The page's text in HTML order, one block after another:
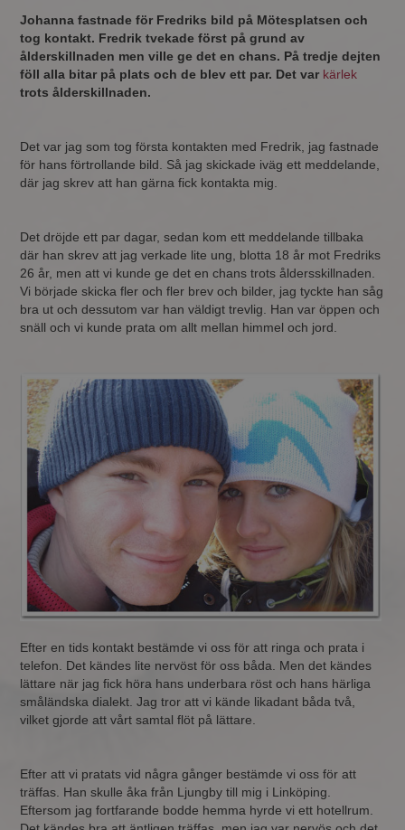
Johanna fastnade för Fredriks bild på Mötesplatsen och
tog kontakt. Fredrik tvekade först på grund av
ålderskillnaden men ville ge det en chans. På tredje dejten
föll alla bitar på plats och de blev ett par. Det var kärlek
trots ålderskillnaden.
Det var jag som tog första kontakten med Fredrik, jag fastnade
för hans förtrollande bild. Så jag skickade iväg ett meddelande,
där jag skrev att han gärna fick kontakta mig.
Det dröjde ett par dagar, sedan kom ett meddelande tillbaka
där han skrev att jag verkade lite ung, blotta 18 år mot Fredriks
26 år, men att vi kunde ge det en chans trots åldersskillnaden.
Vi började skicka fler och fler brev och bilder, jag tyckte han såg
bra ut och dessutom var han väldigt trevlig. Han var öppen och
snäll och vi kunde prata om allt mellan himmel och jord.
Efter en tids kontakt bestämde vi oss för att ringa och prata i
telefon. Det kändes lite nervöst för oss båda. Men det kändes
lättare när jag fick höra hans underbara röst och hans härliga
småländska dialekt. Jag tror att vi kände likadant båda två,
vilket gjorde att vårt samtal flöt på lättare.
Efter att vi pratats vid några gånger bestämde vi oss för att
träffas. Han skulle åka från Ljungby till mig i Linköping.
Eftersom jag fortfarande bodde hemma hyrde vi ett hotellrum.